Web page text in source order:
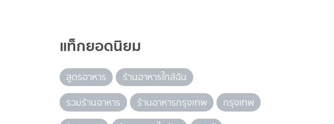
แท็กยอดนิยม
สูตรอาหาร
ร้านอาหารใกล้ฉัน
รวมร้านอาหาร
ร้านอาหารกรุงเทพ
กรุงเทพ